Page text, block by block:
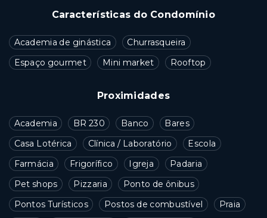
Características do Condomínio
Academia de ginástica
Churrasqueira
Espaço gourmet
Mini market Rooftop
Proximidades
Academia BR 230 Banco
Bares
Casa Lotérica
Clínica / Laboratório
Escola
Farmácia
Frigorífico Igreja
Padaria
Pet shops
Pizzaria
Ponto de ônibus
Pontos Turísticos
Postos de combustível
Praia